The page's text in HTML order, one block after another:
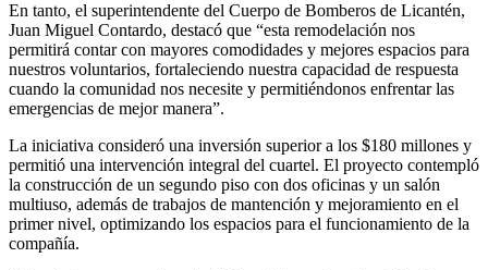
En tanto, el superintendente del Cuerpo de Bomberos de Licantén,
Juan Miguel Contardo, destacó que “esta remodelación nos
permitirá contar con mayores comodidades y mejores espacios para
nuestros voluntarios, fortaleciendo nuestra capacidad de respuesta
cuando la comunidad nos necesite y permitiéndonos enfrentar las
emergencias de mejor manera”.
La iniciativa consideró una inversión superior a los $180 millones y
permitió una intervención integral del cuartel. El proyecto contempló
la construcción de un segundo piso con dos oficinas y un salón
multiuso, además de trabajos de mantención y mejoramiento en el
primer nivel, optimizando los espacios para el funcionamiento de la
compañía.